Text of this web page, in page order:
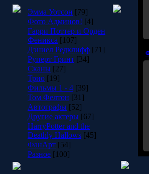
Эмма Уотсон [79]
Фото Админов! [4]
Гарри Поттер и Орден
Феникса [107]
Дэниел Редклифф [71]
Руперт Гринт [34]
Сканы [27]
Трио [19]
Фильмы 1 - 4 [39]
Том Фелтон [31]
Автографы [52]
Другие актеры [67]
HarryPotter and the
Deathly Hallows [45]
ФанАрт [54]
Разное [100]